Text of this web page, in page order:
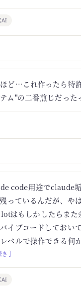
AI
ど…これ作ったら特
ム"の二番煎じだった
code用途でclaude
っているんだが、や
はもしかしたらまた
イブコードしておい
ベルで操作できる何
]
AI